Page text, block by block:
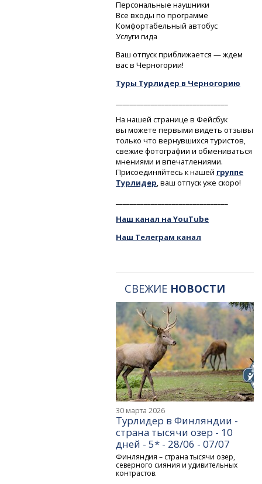
Персональные наушники
Все входы по программе
Комфортабельный автобус
Услуги гида
Ваш отпуск приближается — ждем
вас в Черногории!
Туры Турлидер в Черногорию
На нашей странице в Фейсбук
вы можете первыми видеть отзывы
только что вернувшихся туристов,
свежие фотографии и обмениваться
мнениями и впечатлениями.
Присоединяйтесь к нашей группе
Турлидер, ваш отпуск уже скоро!
Наш канал на YouTube
Наш Телеграм канал
СВЕЖИЕ НОВОСТИ
30 марта 2026
Турлидер в Финляндии -
страна тысячи озер - 10
дней - 5* - 28/06 - 07/07
Финляндия – страна тысячи озер,
северного сияния и удивительных
контрастов.